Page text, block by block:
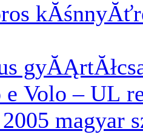
e Volo – UL
magyar